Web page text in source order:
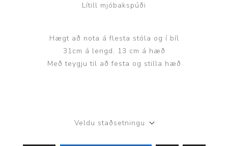
Lítill mjóbakspúði
Hægt að nota á flesta stóla og í bíl
31cm á lengd, 13 cm á hæð
Með teygju til að festa og stilla hæð
Veldu staðsetningu